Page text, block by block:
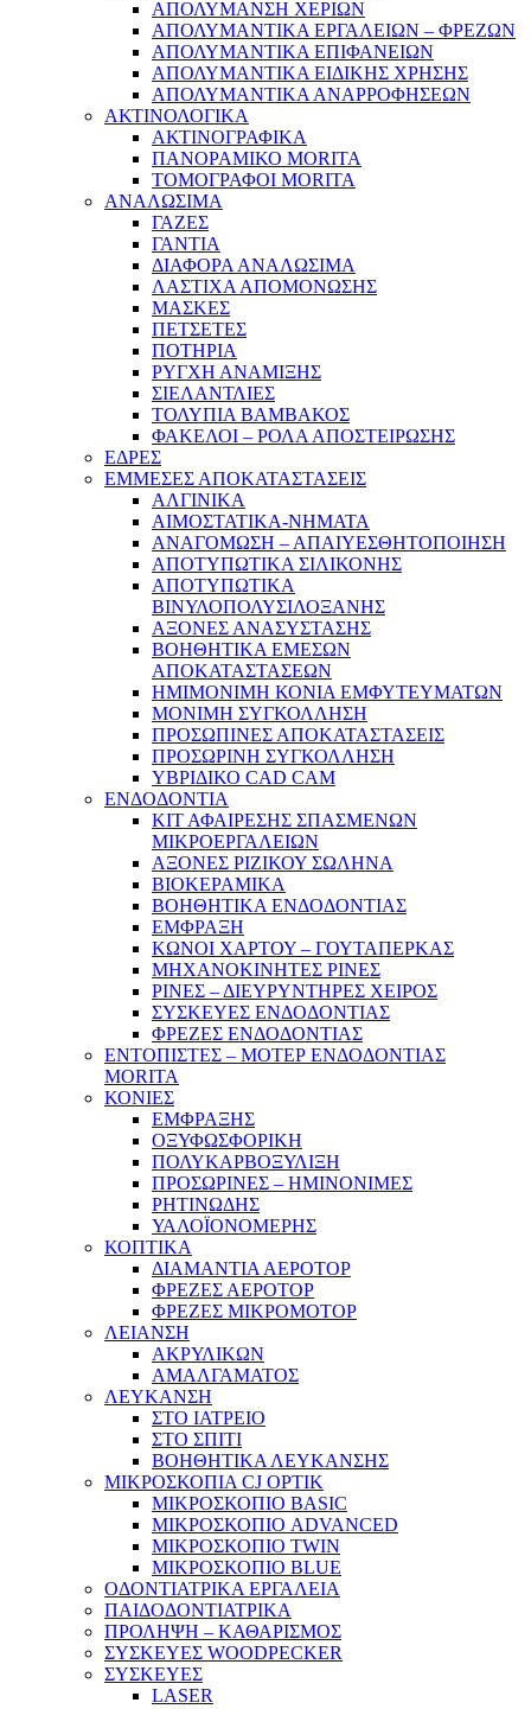
ΑΠΟΛΥΜΑΝΣΗ ΧΕΡΙΩΝ
ΑΠΟΛΥΜΑΝΤΙΚΑ ΕΡΓΑΛΕΙΩΝ – ΦΡΕΖΩΝ
ΑΠΟΛΥΜΑΝΤΙΚΑ ΕΠΙΦΑΝΕΙΩΝ
ΑΠΟΛΥΜΑΝΤΙΚΑ ΕΙΔΙΚΗΣ ΧΡΗΣΗΣ
ΑΠΟΛΥΜΑΝΤΙΚΑ ΑΝΑΡΡΟΦΗΣΕΩΝ
ΑΚΤΙΝΟΛΟΓΙΚΑ
ΑΚΤΙΝΟΓΡΑΦΙΚΑ
ΠΑΝΟΡΑΜΙΚΟ MORITA
ΤΟΜΟΓΡΑΦΟΙ MORITA
ΑΝΑΛΩΣΙΜΑ
ΓΑΖΕΣ
ΓΑΝΤΙΑ
ΔΙΑΦΟΡΑ ΑΝΑΛΩΣΙΜΑ
ΛΑΣΤΙΧΑ ΑΠΟΜΟΝΩΣΗΣ
ΜΑΣΚΕΣ
ΠΕΤΣΕΤΕΣ
ΠΟΤΗΡΙΑ
ΡΥΓΧΗ ΑΝΑΜΙΞΗΣ
ΣΙΕΛΑΝΤΛΙΕΣ
ΤΟΛΥΠΙΑ ΒΑΜΒΑΚΟΣ
ΦΑΚΕΛΟΙ – ΡΟΛΑ ΑΠΟΣΤΕΙΡΩΣΗΣ
ΕΔΡΕΣ
ΕΜΜΕΣΕΣ ΑΠΟΚΑΤΑΣΤΑΣΕΙΣ
ΑΛΓΙΝΙΚΑ
ΑΙΜΟΣΤΑΤΙΚΑ-ΝΗΜΑΤΑ
ΑΝΑΓΟΜΩΣΗ – ΑΠΑΙΥΕΣΘΗΤΟΠΟΙΗΣΗ
ΑΠΟΤΥΠΩΤΙΚΑ ΣΙΛΙΚΟΝΗΣ
ΑΠΟΤΥΠΩΤΙΚΑ
ΒΙΝΥΛΟΠΟΛΥΣΙΛΟΞΑΝΗΣ
ΑΞΟΝΕΣ ΑΝΑΣΥΣΤΑΣΗΣ
ΒΟΗΘΗΤΙΚΑ ΕΜΕΣΩΝ
ΑΠΟΚΑΤΑΣΤΑΣΕΩΝ
ΗΜΙΜΟΝΙΜΗ ΚΟΝΙΑ ΕΜΦΥΤΕΥΜΑΤΩΝ
ΜΟΝΙΜΗ ΣΥΓΚΟΛΛΗΣΗ
ΠΡΟΣΩΠΙΝΕΣ ΑΠΟΚΑΤΑΣΤΑΣΕΙΣ
ΠΡΟΣΩΡΙΝΗ ΣΥΓΚΟΛΛΗΣΗ
ΥΒΡΙΔΙΚΟ CAD CAM
ΕΝΔΟΔΟΝΤΙΑ
ΚΙΤ ΑΦΑΙΡΕΣΗΣ ΣΠΑΣΜΕΝΩΝ
ΜΙΚΡΟΕΡΓΑΛΕΙΩΝ
ΑΞΟΝΕΣ ΡΙΖΙΚΟΥ ΣΩΛΗΝΑ
ΒΙΟΚΕΡΑΜΙΚΑ
ΒΟΗΘΗΤΙΚΑ ΕΝΔΟΔΟΝΤΙΑΣ
ΕΜΦΡΑΞΗ
ΚΩΝΟΙ ΧΑΡΤΟΥ – ΓΟΥΤΑΠΕΡΚΑΣ
ΜΗΧΑΝΟΚΙΝΗΤΕΣ ΡΙΝΕΣ
ΡΙΝΕΣ – ΔΙΕΥΡΥΝΤΗΡΕΣ ΧΕΙΡΟΣ
ΣΥΣΚΕΥΕΣ ΕΝΔΟΔΟΝΤΙΑΣ
ΦΡΕΖΕΣ ΕΝΔΟΔΟΝΤΙΑΣ
ΕΝΤΟΠΙΣΤΕΣ – ΜΟΤΕΡ ΕΝΔΟΔΟΝΤΙΑΣ
MORITA
ΚΟΝΙΕΣ
ΕΜΦΡΑΞΗΣ
ΟΞΥΦΩΣΦΟΡΙΚΗ
ΠΟΛΥΚΑΡΒΟΞΥΛΙΞΗ
ΠΡΟΣΩΡΙΝΕΣ – ΗΜΙΝΟΝΙΜΕΣ
ΡΗΤΙΝΩΔΗΣ
ΥΑΛΟΪΟΝΟΜΕΡΗΣ
ΚΟΠΤΙΚΑ
ΔΙΑΜΑΝΤΙΑ ΑΕΡΟΤΟΡ
ΦΡΕΖΕΣ ΑΕΡΟΤΟΡ
ΦΡΕΖΕΣ ΜΙΚΡΟΜΟΤΟΡ
ΛΕΙΑΝΣΗ
ΑΚΡΥΛΙΚΩΝ
ΑΜΑΛΓΑΜΑΤΟΣ
ΛΕΥΚΑΝΣΗ
ΣΤΟ ΙΑΤΡΕΙΟ
ΣΤΟ ΣΠΙΤΙ
ΒΟΗΘΗΤΙΚΑ ΛΕΥΚΑΝΣΗΣ
ΜΙΚΡΟΣΚΟΠΙΑ CJ OPTIK
ΜΙΚΡΟΣΚΟΠΙΟ BASIC
ΜΙΚΡΟΣΚΟΠΙΟ ADVANCED
ΜΙΚΡΟΣΚΟΠΙΟ TWIN
ΜΙΚΡΟΣΚΟΠΙΟ BLUE
ΟΔΟΝΤΙΑΤΡΙΚΑ ΕΡΓΑΛΕΙΑ
ΠΑΙΔΟΔΟΝΤΙΑΤΡΙΚΑ
ΠΡΟΛΗΨΗ – ΚΑΘΑΡΙΣΜΟΣ
ΣΥΣΚΕΥΕΣ WOODPECKER
ΣΥΣΚΕΥΕΣ
LASER